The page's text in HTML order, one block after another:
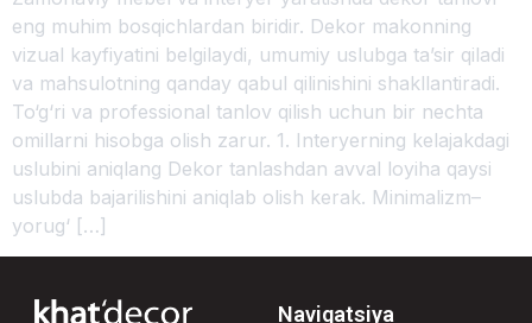
eng muhim bosqichlardan biridir. Dekor makonning
vizual kayfiyatini belgilaydi, umumiy uslubga ta’sir qiladi
va mahsulotning qanday qabul qilinishini shakllantiradi.
To‘g‘ri va professional tanlov qilish uchun bir nechta
omillarni hisobga olish zarur. 1. Interyerning kelajakdagi
uslubini aniqlang Dekor tanlashdan avval loyiha qaysi
uslubda bajarilishini aniqlab olish kerak. Minimalizm–
yorug‘ […]
Navigatsiya